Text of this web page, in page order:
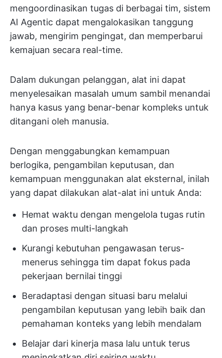
mengoordinasikan tugas di berbagai tim, sistem
AI Agentic dapat mengalokasikan tanggung
jawab, mengirim pengingat, dan memperbarui
kemajuan secara real-time.
Dalam dukungan pelanggan, alat ini dapat
menyelesaikan masalah umum sambil menandai
hanya kasus yang benar-benar kompleks untuk
ditangani oleh manusia.
Dengan menggabungkan kemampuan
berlogika, pengambilan keputusan, dan
kemampuan menggunakan alat eksternal, inilah
yang dapat dilakukan alat-alat ini untuk Anda:
Hemat waktu dengan mengelola tugas rutin
dan proses multi-langkah
Kurangi kebutuhan pengawasan terus-
menerus sehingga tim dapat fokus pada
pekerjaan bernilai tinggi
Beradaptasi dengan situasi baru melalui
pengambilan keputusan yang lebih baik dan
pemahaman konteks yang lebih mendalam
Belajar dari kinerja masa lalu untuk terus